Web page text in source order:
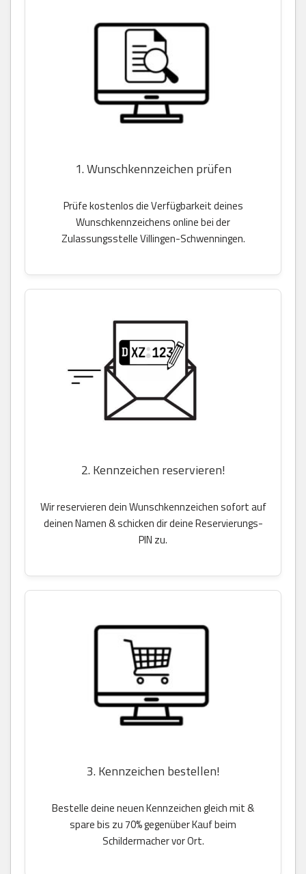
1. Wunschkennzeichen prüfen
Prüfe kostenlos die Verfügbarkeit deines
Wunschkennzeichens online bei der
Zulassungsstelle Villingen-Schwenningen.
2. Kennzeichen reservieren!
Wir reservieren dein Wunschkennzeichen sofort auf
deinen Namen & schicken dir deine Reservierungs-
PIN zu.
3. Kennzeichen bestellen!
Bestelle deine neuen Kennzeichen gleich mit &
spare bis zu 70% gegenüber Kauf beim
Schildermacher vor Ort.